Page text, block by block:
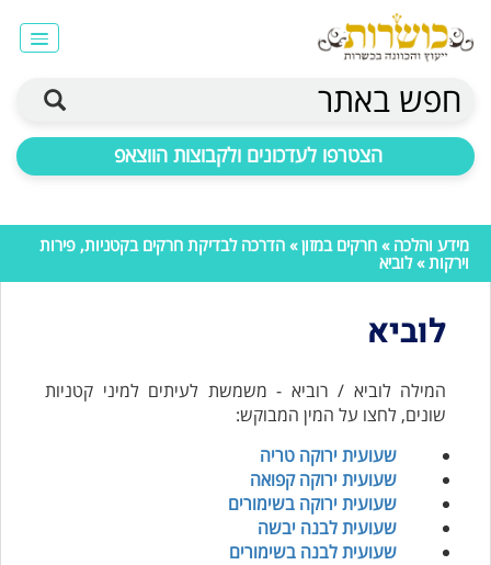
חפש באתר
הצטרפו לעדכונים ולקבוצות הווצאפ
מידע והלכה » חרקים במזון» הדרכה לבדיקת חרקים בקטניות, פירות
וירקות» לוביא
לוביא
המילה לוביא / רוביא - משמשת לעיתים למיני קטניות
שונים, לחצו על המין המבוקש:
שעועית ירוקה טריה
שעועית ירוקה קפואה
שעועית ירוקה בשימורים
שעועית לבנה יבשה
שעועית לבנה בשימורים